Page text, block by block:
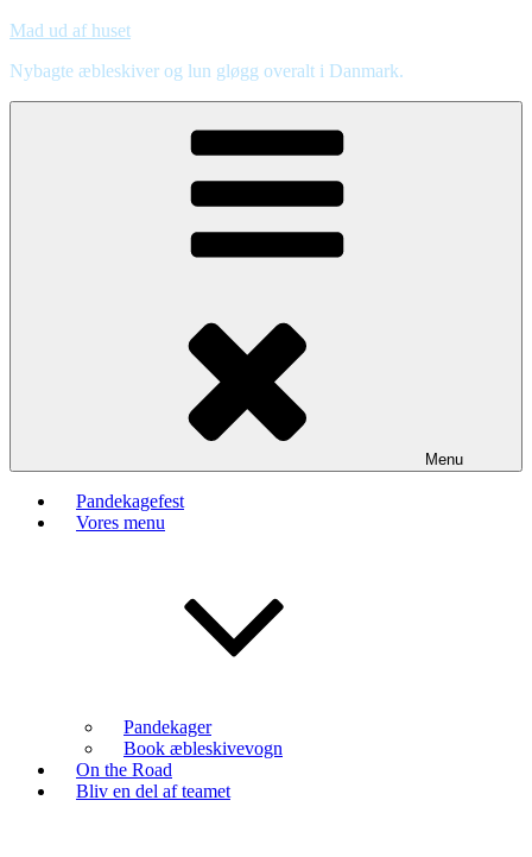
Mad ud af huset
Nybagte æbleskiver og lun gløgg overalt i Danmark.
Menu
Pandekagefest
Vores menu
Pandekager
Book æbleskivevogn
On the Road
Bliv en del af teamet